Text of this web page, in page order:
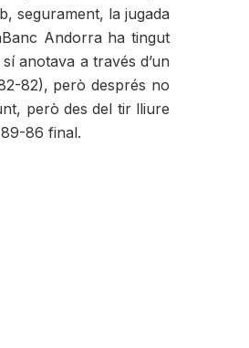
segurament, la jugada
Andorra ha tingut
anotava a través d’un
82), però després no
però des del tir lliure
86 final.